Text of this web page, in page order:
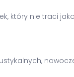
który nie traci